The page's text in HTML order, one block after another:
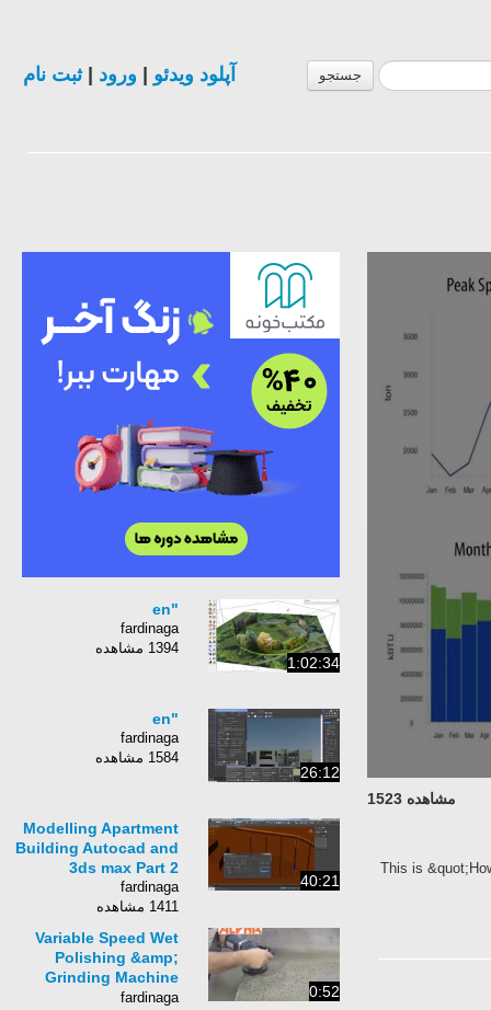
جستجو آپلود ویدئو ورود |ثبت نام
مشاهده 1523
This is
1:02:34
"en
fardinaga
1394 مشاهده
26:12
"en
fardinaga
1584 مشاهده
40:21
Modelling Apartment
Building Autocad and
3ds max Part 2
fardinaga
1411 مشاهده
0:52
Variable Speed Wet
Polishing &amp;
Grinding Machine
#41D
fardinaga